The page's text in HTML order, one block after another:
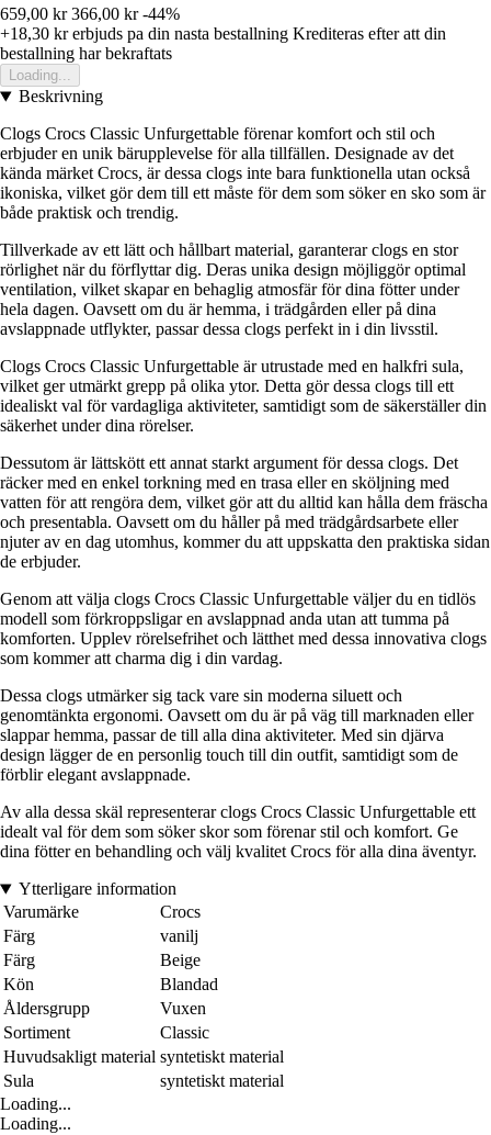
659,00 kr 366,00 kr -44%
+18,30 krerbjuds pa din nasta bestallning Krediteras efter att din
bestallning har bekraftats
Loading...
Beskrivning
Clogs Crocs Classic Unfurgettable förenar komfort och stil och
erbjuder en unik bärupplevelse för alla tillfällen. Designade av det
kända märket Crocs, är dessa clogs inte bara funktionella utan också
ikoniska, vilket gör dem till ett måste för dem som söker en sko som är
både praktisk och trendig.
Tillverkade av ett lätt och hållbart material, garanterar clogs en stor
rörlighet när du förflyttar dig. Deras unika design möjliggör optimal
ventilation, vilket skapar en behaglig atmosfär för dina fötter under
hela dagen. Oavsett om du är hemma, i trädgården eller på dina
avslappnade utflykter, passar dessa clogs perfekt in i din livsstil.
Clogs Crocs Classic Unfurgettable är utrustade med en halkfri sula,
vilket ger utmärkt grepp på olika ytor. Detta gör dessa clogs till ett
idealiskt val för vardagliga aktiviteter, samtidigt som de säkerställer din
säkerhet under dina rörelser.
Dessutom är lättskött ett annat starkt argument för dessa clogs. Det
räcker med en enkel torkning med en trasa eller en sköljning med
vatten för att rengöra dem, vilket gör att du alltid kan hålla dem fräscha
och presentabla. Oavsett om du håller på med trädgårdsarbete eller
njuter av en dag utomhus, kommer du att uppskatta den praktiska sidan
de erbjuder.
Genom att välja clogs Crocs Classic Unfurgettable väljer du en tidlös
modell som förkroppsligar en avslappnad anda utan att tumma på
komforten. Upplev rörelsefrihet och lätthet med dessa innovativa clogs
som kommer att charma dig i din vardag.
Dessa clogs utmärker sig tack vare sin moderna siluett och
genomtänkta ergonomi. Oavsett om du är på väg till marknaden eller
slappar hemma, passar de till alla dina aktiviteter. Med sin djärva
design lägger de en personlig touch till din outfit, samtidigt som de
förblir elegant avslappnade.
Av alla dessa skäl representerar clogs Crocs Classic Unfurgettable ett
idealt val för dem som söker skor som förenar stil och komfort. Ge
dina fötter en behandling och välj kvalitet Crocs för alla dina äventyr.
Ytterligare information
Varumärke
Crocs
Färg
vanilj
Färg
Beige
Kön
Blandad
Åldersgrupp
Vuxen
Sortiment
Classic
Huvudsakligt material syntetiskt material
Sula
syntetiskt material
Loading...
Loading...